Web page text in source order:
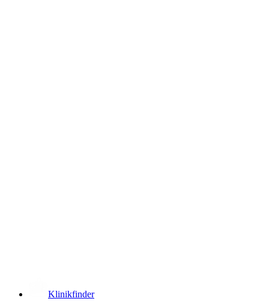
Klinikfinder